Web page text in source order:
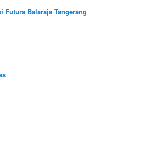
Futura Balaraja Tangerang